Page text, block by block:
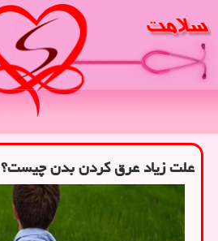
علت زیاد عرق کردن بدن چیست؟